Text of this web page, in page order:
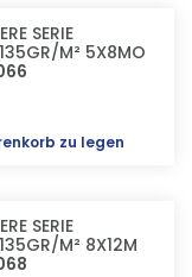
SERIE
M² 5X8MO
zu legen
SERIE
M² 8X12M